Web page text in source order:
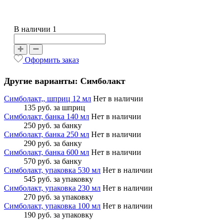
В наличии 1
Оформить заказ
Другие варианты: Симболакт
Симболакт,, шприц 12 мл Нет в наличии
135 руб. за шприц
Симболакт, банка 140 мл Нет в наличии
250 руб. за банку
Симболакт, банка 250 мл Нет в наличии
290 руб. за банку
Симболакт, банка 600 мл Нет в наличии
570 руб. за банку
Симболакт, упаковка 530 мл Нет в наличии
545 руб. за упаковку
Симболакт, упаковка 230 мл Нет в наличии
270 руб. за упаковку
Симболакт, упаковка 100 мл Нет в наличии
190 руб. за упаковку